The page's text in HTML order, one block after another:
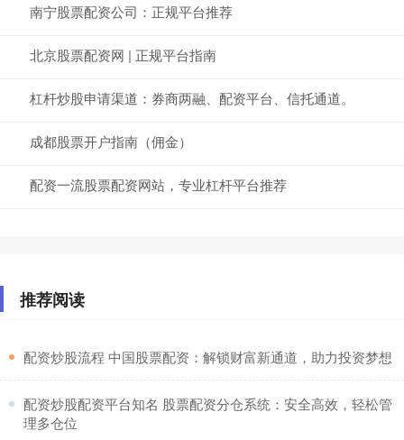
南宁股票配资公司：正规平台推荐
北京股票配资网 | 正规平台指南
杠杆炒股申请渠道：券商两融、配资平台、信托通道。
成都股票开户指南（佣金）
配资一流股票配资网站，专业杠杆平台推荐
推荐阅读
​配资炒股流程 中国股票配资：解锁财富新通道，助力投资梦想
​配资炒股配资平台知名 股票配资分仓系统：安全高效，轻松管
理多仓位